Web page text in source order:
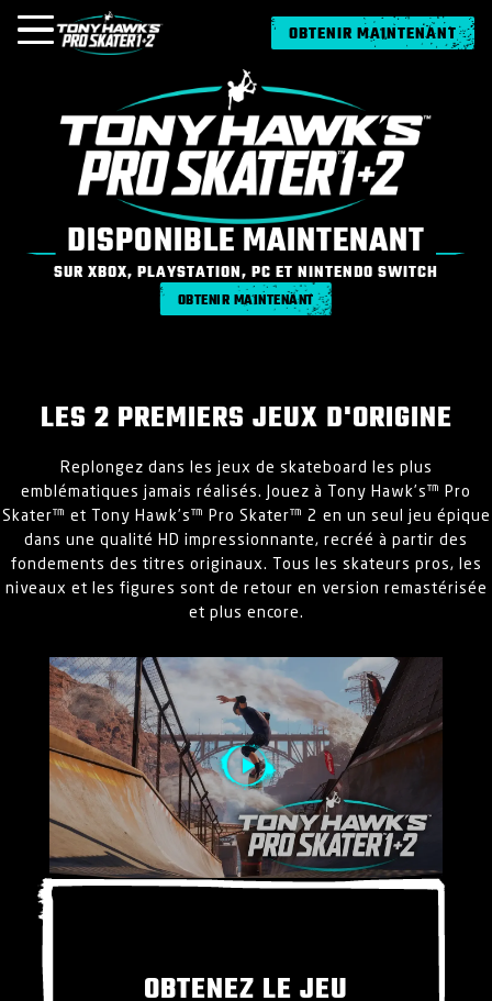
OBTENIR MAINTENANT
ACTUS
CONNEXIONS'INSCRIRE
DISPONIBLE MAINTENANT
SUR XBOX, PLAYSTATION, PC ET NINTENDO SWITCH
OBTENIR MAINTENANT
LES 2 PREMIERS JEUX D'ORIGINE
Replongez dans les jeux de skateboard les plus
emblématiques jamais réalisés. Jouez à Tony Hawk’s™ Pro
Skater™ et Tony Hawk’s™ Pro Skater™ 2 en un seul jeu épique
dans une qualité HD impressionnante, recréé à partir des
fondements des titres originaux. Tous les skateurs pros, les
niveaux et les figures sont de retour en version remastérisée
et plus encore.
OBTENEZ LE JEU